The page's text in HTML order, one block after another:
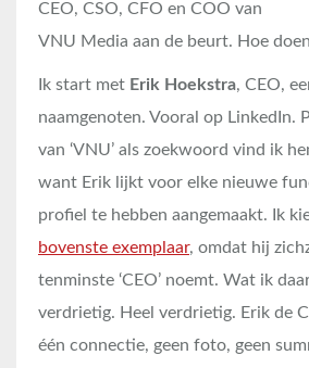
CEO, CSO, CFO en COO van
VNU Media aan de beurt. Hoe
Ik start met Erik Hoekstra, CEO,
naamgenoten. Vooral op LinkedIn.
van ‘VNU’ als zoekwoord vind ik
want Erik lijkt voor elke nieuwe
profiel te hebben aangemaakt. Ik
bovenste exemplaar, omdat hij
tenminste ‘CEO’ noemt. Wat ik
verdrietig. Heel verdrietig. Erik de
één connectie, geen foto, geen